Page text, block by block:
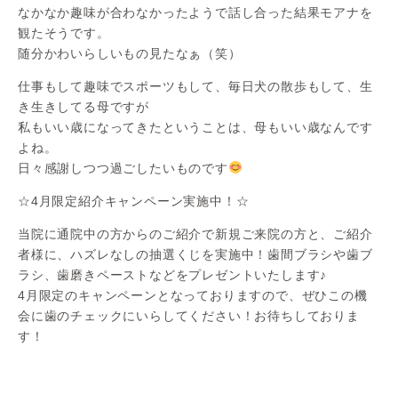
なかなか趣味が合わなかったようで話し合った結果モアナを
観たそうです。
随分かわいらしいもの見たなぁ（笑）
仕事もして趣味でスポーツもして、毎日犬の散歩もして、生
き生きしてる母ですが
私もいい歳になってきたということは、母もいい歳なんです
よね。
日々感謝しつつ過ごしたいものです
☆4月限定紹介キャンペーン実施中！☆
当院に通院中の方からのご紹介で新規ご来院の方と、ご紹介
者様に、ハズレなしの抽選くじを実施中！歯間ブラシや歯ブ
ラシ、歯磨きペーストなどをプレゼントいたします♪
4月限定のキャンペーンとなっておりますので、ぜひこの機
会に歯のチェックにいらしてください！お待ちしておりま
す！